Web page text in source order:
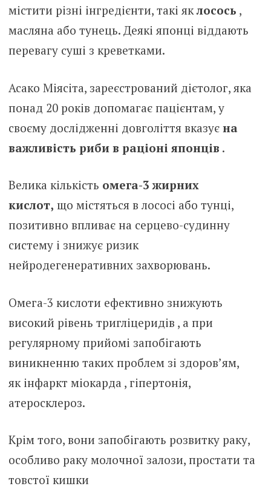
містити різні інгредієнти, такі яклосось ,
масляна або тунець. Деякі японці віддають
перевагу суші з креветками.
Асако Міясіта, зареєстрований дієтолог, яка
понад 20 років допомагає пацієнтам, у
своєму дослідженні довголіття вказує на
важливість риби в раціоні японців .
Велика кількість омега-3 жирних
кислот, що містяться в лососі або тунці,
позитивно впливає на серцево-судинну
систему і знижує ризик
нейродегенеративних захворювань.
Омега-3 кислоти ефективно знижують
високий рівень тригліцеридів , а при
регулярному прийомі запобігають
виникненню таких проблем зі здоров’ям,
як інфаркт міокарда , гіпертонія,
атеросклероз.
Крім того, вони запобігають розвитку раку,
особливо раку молочної залози, простати та
товстої кишки